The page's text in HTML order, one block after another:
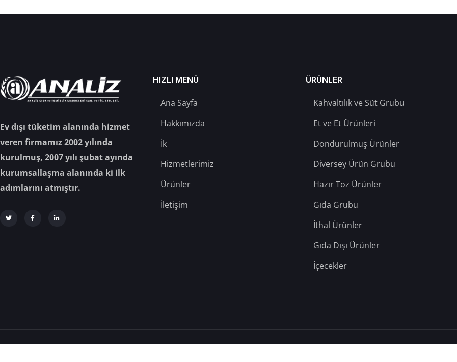
Ev dışı tüketim alanında hizmet
veren firmamız 2002 yılında
kurulmuş, 2007 yılı şubat ayında
kurumsallaşma alanında ki ilk
adımlarını atmıştır.
HIZLI MENÜ
Ana Sayfa
Hakkımızda
İk
Hizmetlerimiz
Ürünler
İletişim
ÜRÜNLER
Kahvaltılık ve Süt Grubu
Et ve Et Ürünleri
Dondurulmuş Ürünler
Diversey Ürün Grubu
Hazır Toz Ürünler
Gıda Grubu
İthal Ürünler
Gıda Dışı Ürünler
İçecekler